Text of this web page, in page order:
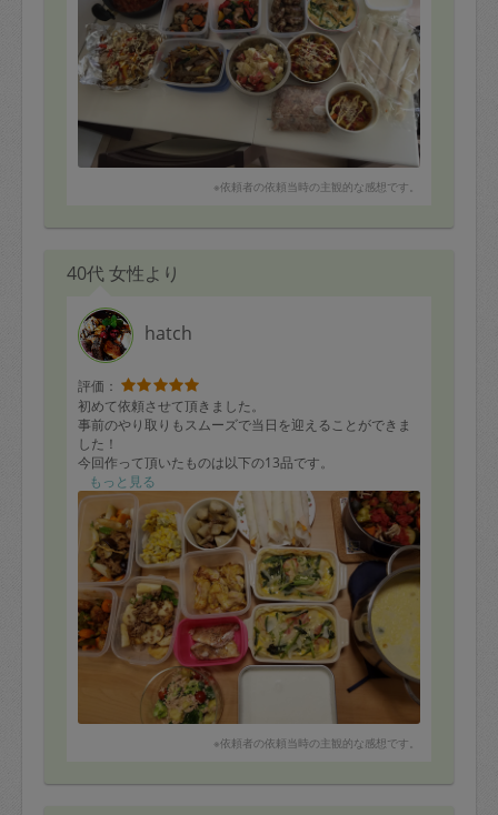
⚫︎大根とひじきの煮物
⚫︎きんぴら
⚫︎ナスとトマトの南蛮風
⚫︎豚肉と野菜のオイスター炒め
⚫︎さつまいもとジャガイモのサラダ
⚫︎あさりのバター蒸し
⚫︎ちくわとかぼちゃのおかか煮
⚫︎ほうれん草のキッシュ
⚫︎かぼちゃの豆腐グラタン※依頼者の依頼当時の主観的な感想です。
40代 女性より
hatch
評価：
初めて依頼させて頂きました。
事前のやり取りもスムーズで当日を迎えることができま
した！
今回作って頂いたものは以下の13品です。
○ミートボールと野菜のケチャップ炒め
○長芋とオクラのそぼろ炒め
○豚肉と野菜のオイスターソース炒め
○キッシュ
○スティック春巻
○具だくさんコーンスープ
○空豆とコーンのかき揚げ
○ラタトゥイユ
○里芋と大根の煮物
○チキンピカタ
○あかうおのバター焼き
○ブロッコリーとジャガイモのサラダ
○パンナコッタ
家族みんな沢山のお料理にウキウキでした！
お味も美味しかったです！
ったです！
もっと見る
※依頼者の依頼当時の主観的な感想です。